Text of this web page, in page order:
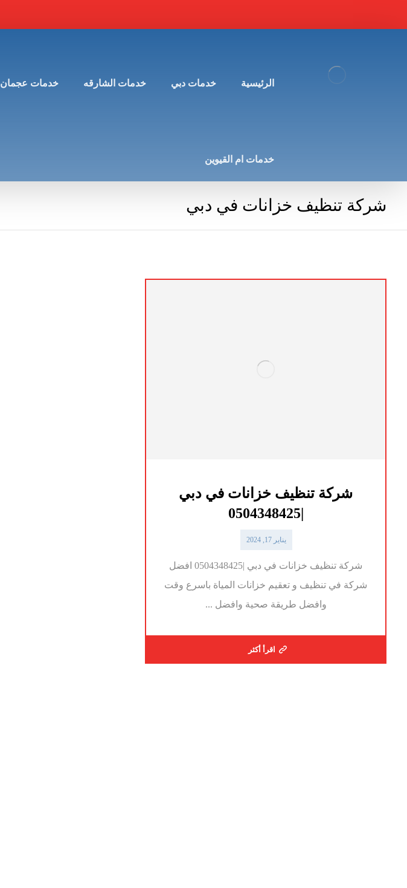
الرئيسية خدمات دبي خدمات الشارقه خدمات عجمان
خدمات ام القيوين
شركة تنظيف خزانات في دبي
شركة تنظيف خزانات في دبي
|0504348425
يناير 17, 2024
شركة تنظيف خزانات في دبي |0504348425 افضل
شركة في تنظيف و تعقيم خزانات المياة باسرع وقت
وافضل طريقة صحية وافضل ...
اقرأ أكثر